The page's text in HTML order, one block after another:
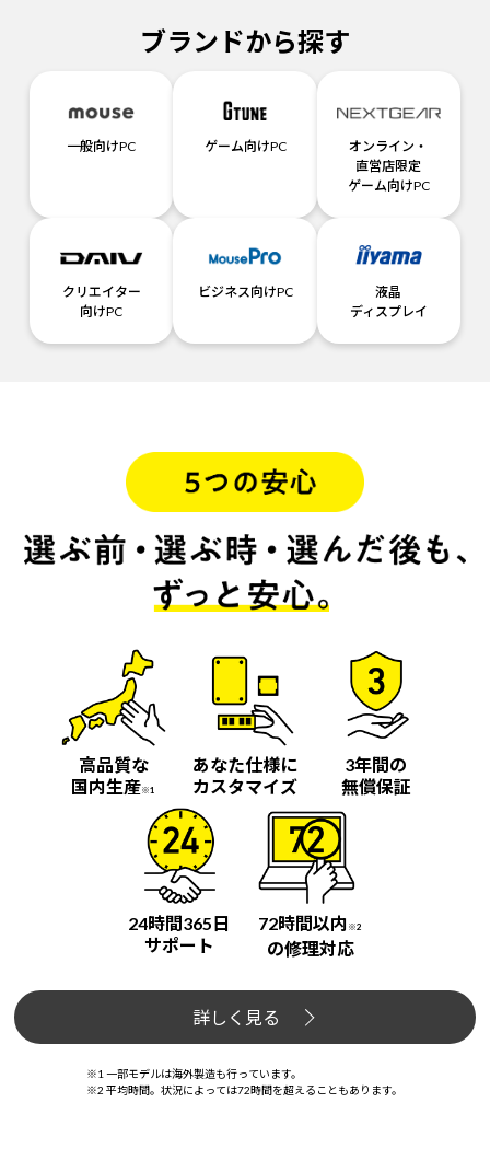
ブランドから探す
一般向けPC ゲーム向けPC
オンライン・
直営店限定
ゲーム向けPC
クリエイター
向けPC
ビジネス向けPC
液晶
ディスプレイ
高品質な
国内生産※1
あなた仕様に
カスタマイズ
3年間の
無償保証
24時間365日
サポート
72時間以内 ※2
の修理対応
詳しく見る
※1 一部モデルは海外製造も行っています。
※2 平均時間。状況によっては72時間を超えることもあります。